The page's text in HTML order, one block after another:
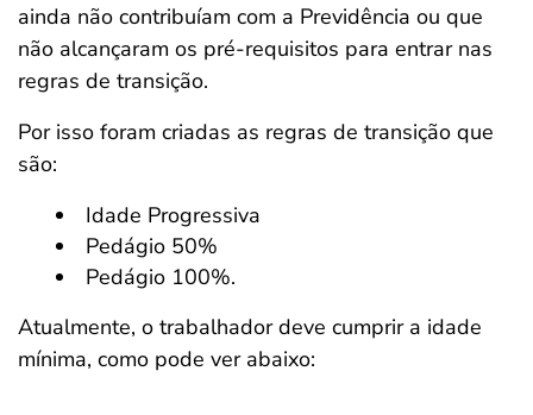
ainda não contribuíam com a Previdência ou que
não alcançaram os pré-requisitos para entrar nas
regras de transição.
Por isso foram criadas as regras de transição que
são:
Idade Progressiva
Pedágio 50%
Pedágio 100%.
Atualmente, o trabalhador deve cumprir a idade
mínima, como pode ver abaixo: